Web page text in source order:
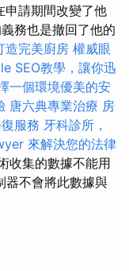
申請期間改變了他
務也是撤回了他的
造完美廚房 權威眼
SEO教學，讓你迅
一個環境優美的安
唐六典專業治療 房
服務 牙科診所，
來解決您的法律
收集的數據不能用
器不會將此數據與